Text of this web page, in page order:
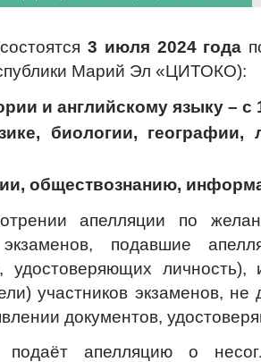
3 июля 2024 года
Марий Эл «ЦИТОКО):
и английскому языку – с
биологии, географии,
обществознанию,
апелляции по
экзаменов, подавшие
удостоверяющих
участников экзаменов,
документов,
подаёт апелляцию о